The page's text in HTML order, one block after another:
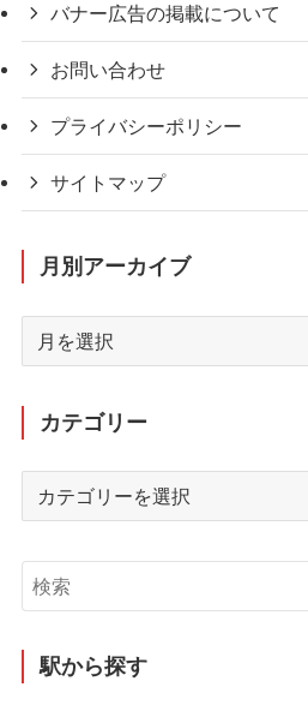
バナー広告の掲載について
お問い合わせ
プライバシーポリシー
サイトマップ
月別アーカイブ
イ
ブ
カテゴリー
リ
ー
駅から探す